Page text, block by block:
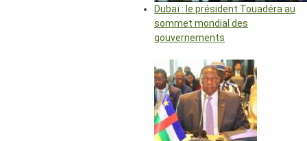
Dubaï : le président Touadéra au
sommet mondial des
gouvernements